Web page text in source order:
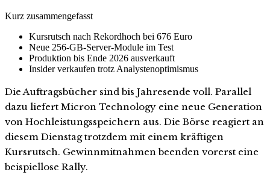
Kurz zusammengefasst
Kursrutsch nach Rekordhoch bei 676 Euro
Neue 256-GB-Server-Module im Test
Produktion bis Ende 2026 ausverkauft
Insider verkaufen trotz Analystenoptimismus
Die Auftragsbücher sind bis Jahresende voll. Parallel
dazu liefert Micron Technology eine neue Generation
von Hochleistungsspeichern aus. Die Börse reagiert an
diesem Dienstag trotzdem mit einem kräftigen
Kursrutsch. Gewinnmitnahmen beenden vorerst eine
beispiellose Rally.